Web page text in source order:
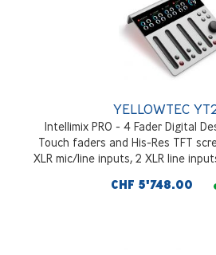
YELLOWTEC
Intellimix PRO - 4 Fader Digital
Touch faders and His-Res TFT
XLR mic/line inputs, 2 XLR line
AES iI/O's, 4 XLR line outputs,
CHF 5'748.00